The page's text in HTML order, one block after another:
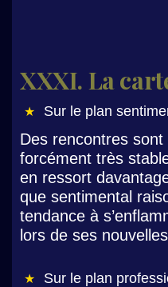
XXXI. La
Sur le plan
Des rencontres
forcément très
en ressort
que sentimental
tendance à
lors de ses
Sur le plan